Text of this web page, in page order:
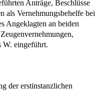
Anträge, Beschlüsse
als Vernehmungsbehelfe bei
Angeklagten an beiden
W. eingeführt.
der erstinstanzlichen